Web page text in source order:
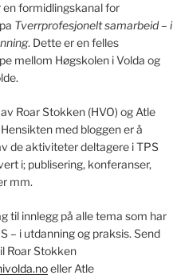
en formidlingskanal for
Tverrprofesjonelt samarbeid – i
. Dette er en felles
mellom Høgskolen i Volda og
Roar Stokken (HVO) og Atle
med bloggen er å
de aktiviteter deltagere i TPS
i; publisering, konferanser,
mm.
til innlegg på alle tema som har
– i utdanning og praksis. Send
Roar Stokken
eller Atle